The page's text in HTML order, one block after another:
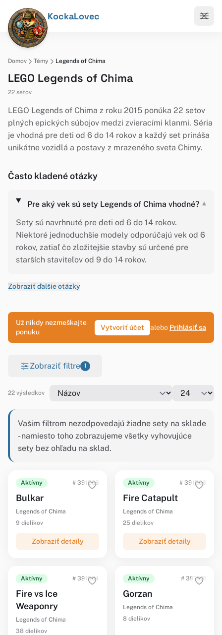
KockaLovec
Domov Témy Legends of Chima
LEGO Legends of Chima
22 setov
LEGO Legends of Chima z roku 2015 ponúka 22 setov
plných epických súbojov medzi zvieracími klanmi. Séria
je vhodná pre deti od 6 do 14 rokov a každý set prináša
unikátne vozidlá a postavy z mrazeného sveta Chimy.
Často kladené otázky
Pre aký vek sú sety Legends of Chima vhodné? ▾
Sety sú navrhnuté pre deti od 6 do 14 rokov.
Niektoré jednoduchšie modely odporúčajú vek od 6
rokov, zatiaľ čo zložitejšie stavby sú určené pre
starších staviteľov od 9 do 14 rokov.
Zobraziť ďalšie otázky
Už nikdy nezmeškajte
ponuku
Vytvoriť účet alebo Prihlásiť sa
Zobraziť filtre 1
22 výsledkov
Vašim filtrom nezodpovedajú žiadne sety na sklade
- namiesto toho zobrazujeme všetky vyhovujúce
sety bez ohľadu na sklad.
Aktívny # 391508
Bulkar
Legends of Chima
9 dielikov
Zobraziť detaily
Aktívny # 391506
Fire Catapult
Legends of Chima
25 dielikov
Zobraziť detaily
Aktívny # 391504
Fire vs Ice
Weaponry
Legends of Chima
38 dielikov
Aktívny # 391501
Gorzan
Legends of Chima
8 dielikov